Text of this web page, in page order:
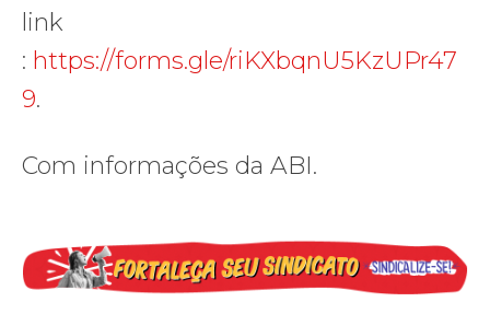
link
: https://forms.gle/riKXbqnU5KzUPr47
9.
Com informações da ABI.